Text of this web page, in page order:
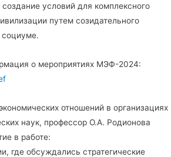
условий для комплексного
путем созидательного
социуме.
о мероприятиях МЭФ-2024:
отношений в организациях
наук, профессор О.А. Родионова
в работе:
где обсуждались стратегические